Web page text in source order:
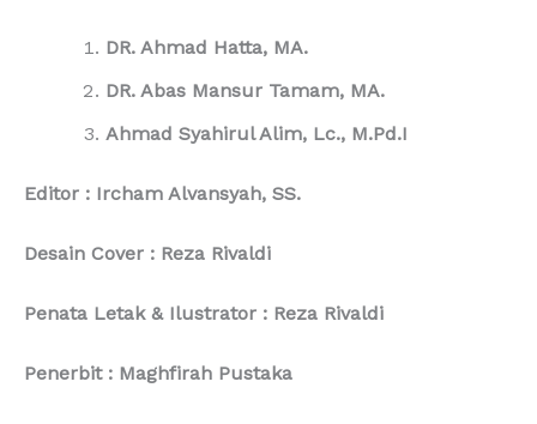
DR. Ahmad Hatta, MA.
DR. Abas Mansur Tamam, MA.
Ahmad Syahirul Alim, Lc., M.Pd.I
Editor : Ircham Alvansyah, SS.
Desain Cover : Reza Rivaldi
Penata Letak & Ilustrator : Reza Rivaldi
Penerbit : Maghfirah Pustaka